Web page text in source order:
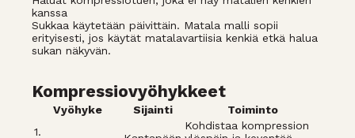
kanssa
Sukkaa käytetään päivittäin. Matala malli sopii
erityisesti, jos käytät matalavartiisia kenkiä etkä halua
sukan näkyvän.
Kompressiovyöhykkeet
Vyöhyke Sijainti
Toiminto
1.
Kohdistaa kompression